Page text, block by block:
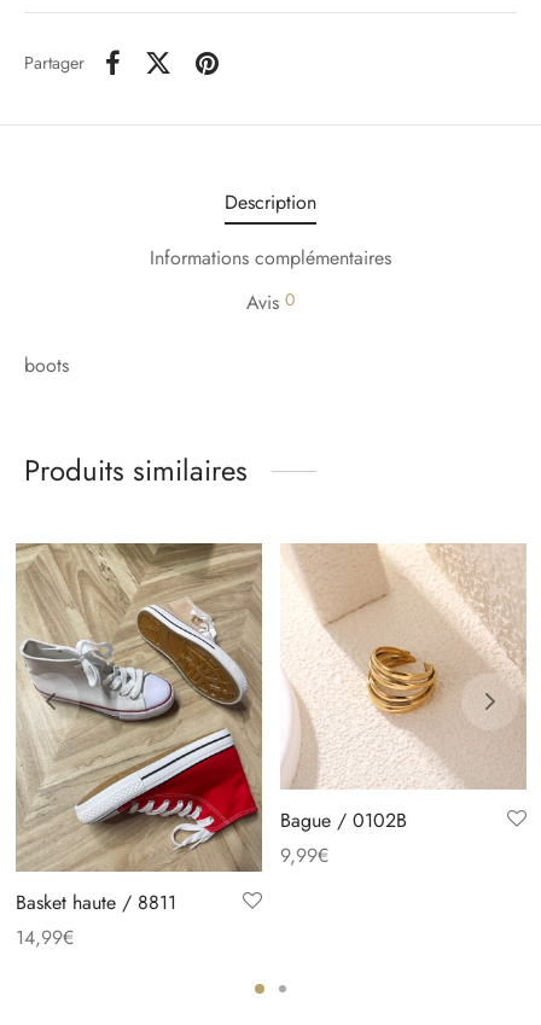
Partager
Description
Informations complémentaires
Avis 0
boots
Produits similaires
Basket haute / 8811
14,99€
Bague / 0102B
9,99€